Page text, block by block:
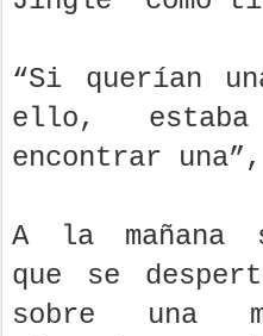
“Si querían
ello,
encontrar
A la mañana
que se
sobre una